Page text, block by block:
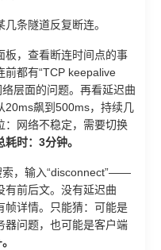
条隧道反复断连。
板，查看断连时间点的事
都有“TCP keepalive
层面的问题。再看延迟曲
飙到500ms，持续几
：网络不稳定，需要切换
耗时：3分钟。
索，输入“disconnect”——
有前后文。没有延迟曲
帧详情。只能猜：可能是
器问题，也可能是客户端